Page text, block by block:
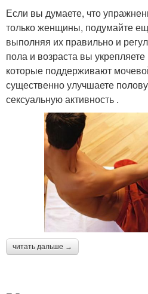
Если вы думаете, что
только женщины, подумайте
выполняя их правильно и
пола и возраста вы
которые поддерживают
существенно улучшаете
сексуальную активность .
читать дальше →